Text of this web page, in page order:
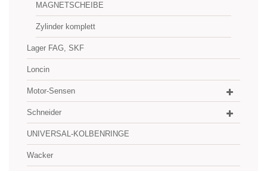
MAGNETSCHEIBE
Zylinder komplett
Lager FAG, SKF
Loncin
Motor-Sensen
Schneider
UNIVERSAL-KOLBENRINGE
Wacker